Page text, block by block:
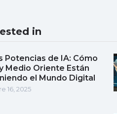
in
Potencias de IA: Cómo
Medio Oriente Están
el Mundo Digital
16, 2025